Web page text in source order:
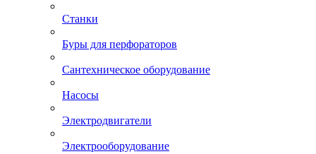
Станки
Буры для перфораторов
Сантехническое оборудование
Насосы
Электродвигатели
Электрооборудование